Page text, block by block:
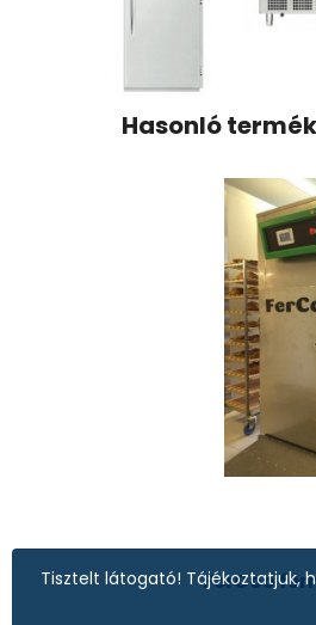
Tisztelt látogató! Tájékoztatjuk,
Hasonló
FerCoo